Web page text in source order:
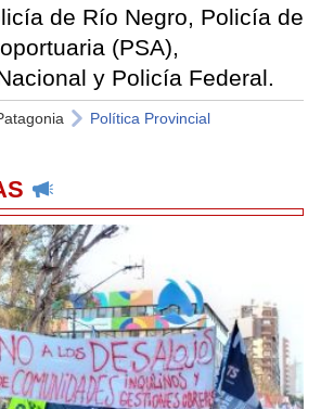
de Río Negro, Policía de
(PSA),
y Policía Federal.
Política Provincial